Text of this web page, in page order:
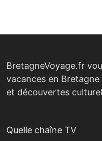
BretagneVoyage.fr
vacances en Bretagne
et découvertes
Quelle chaîne TV